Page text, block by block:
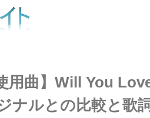
用曲】Will You
ナルとの比較と歌